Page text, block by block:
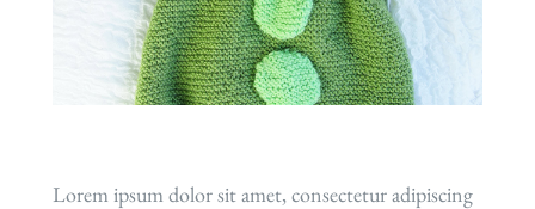
Lorem ipsum dolor sit amet, consectetur adipiscing